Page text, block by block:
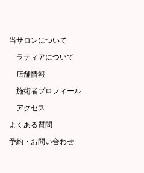
当サロンについて
ラティアについて
店舗情報
施術者プロフィール
アクセス
よくある質問
予約・お問い合わせ